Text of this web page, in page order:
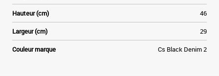
Hauteur (cm) 46
Largeur (cm) 29
Couleur marque Cs Black Denim 2